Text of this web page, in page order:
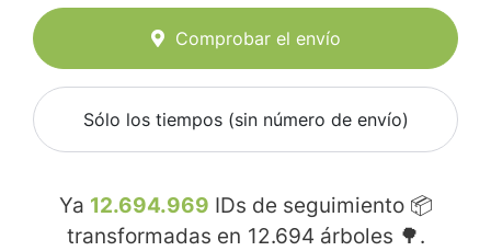
Comprobar el envío
Sólo los tiempos (sin número de envío)
Ya 12.694.969 IDs de seguimiento 📦
transformadas en 12.694 árboles 🌳.